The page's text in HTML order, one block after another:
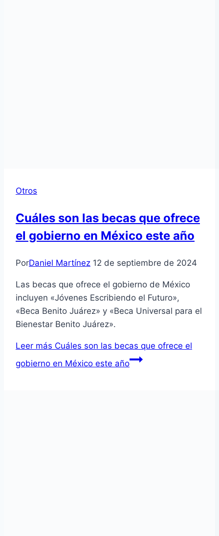
Otros
Cuáles son las becas que ofrece
el gobierno en México este año
PorDaniel Martínez 12 de septiembre de 2024
Las becas que ofrece el gobierno de México
incluyen «Jóvenes Escribiendo el Futuro»,
«Beca Benito Juárez» y «Beca Universal para el
Bienestar Benito Juárez».
Leer más Cuáles son las becas que ofrece el
gobierno en México este año